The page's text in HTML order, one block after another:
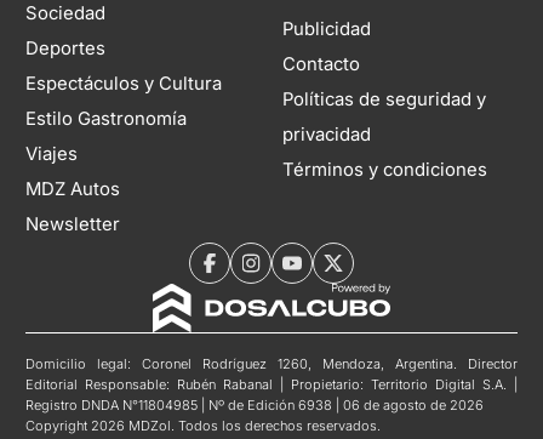
Sociedad
Deportes
Espectáculos y Cultura
Estilo Gastronomía
Viajes
MDZ Autos
Newsletter
Publicidad
Contacto
Políticas de seguridad y
privacidad
Términos y condiciones
Domicilio legal: Coronel Rodríguez 1260, Mendoza, Argentina. Director
Editorial Responsable: Rubén Rabanal | Propietario: Territorio Digital S.A. |
Registro DNDA N°11804985 | Nº de Edición 6938 | 06 de agosto de 2026
Copyright 2026 MDZol. Todos los derechos reservados.